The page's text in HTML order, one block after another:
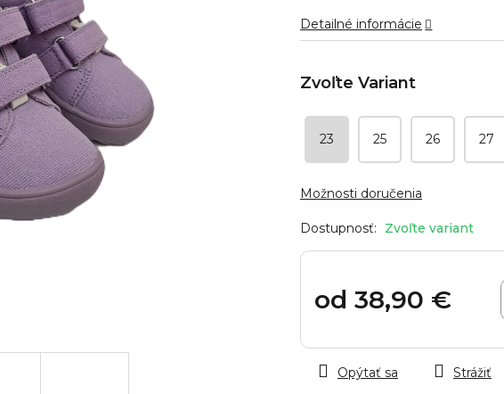
Zvoľte variant
23 25 26 27
Možnosti doručenia
od 38,90 €
cena:
Detailné informácie
Opýtať sa Strážiť